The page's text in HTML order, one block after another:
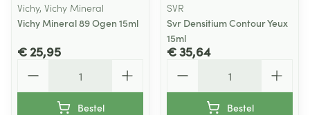
Vichy, Vichy Mineral
Vichy Mineral 89 Ogen 15ml
€ 25,95
Bestel
SVR
Svr Densitium Contour Yeux
15ml
€ 35,64
Bestel